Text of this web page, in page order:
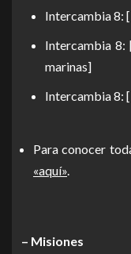
Intercambia 8:
Intercambia 8:
marinas]
Intercambia 8:
Para conocer
«aquí».
– Misiones